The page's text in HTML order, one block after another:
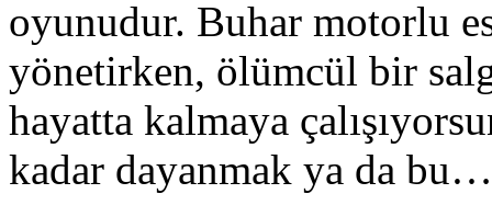
oyunudur. Buhar motorlu
yönetirken, ölümcül bir
hayatta kalmaya
kadar dayanmak ya da bu…